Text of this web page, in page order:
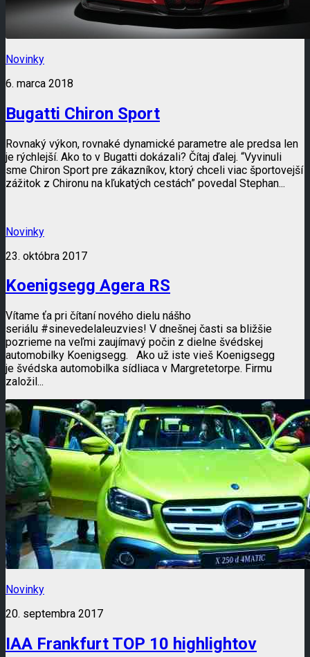
Novinky
6. marca 2018
Bugatti Chiron Sport
Rovnaký výkon, rovnaké dynamické parametre ale predsa len
je rýchlejší. Ako to v Bugatti dokázali? Čítaj ďalej. “Vyvinuli
sme Chiron Sport pre zákazníkov, ktorý chceli viac športovejší
zážitok z Chironu na kľukatých cestách” povedal Stephan...
Novinky
23. októbra 2017
Koenigsegg Agera RS
Vítame ťa pri čítaní nového dielu nášho
seriálu #sinevedelaleuzvies! V dnešnej časti sa bližšie
pozrieme na veľmi zaujímavý počin z dielne švédskej
automobilky Koenigsegg. Ako už iste vieš Koenigsegg
je švédska automobilka sídliaca v Margretetorpe. Firmu
založil...
Novinky
20. septembra 2017
IAA Frankfurt TOP 10 highlightov